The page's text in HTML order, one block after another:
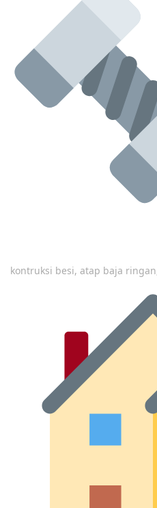
kontruksi besi, atap baja